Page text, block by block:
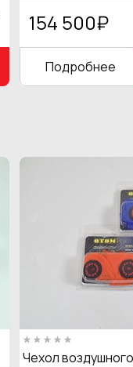
154 500₽
Подробнее
Чехол